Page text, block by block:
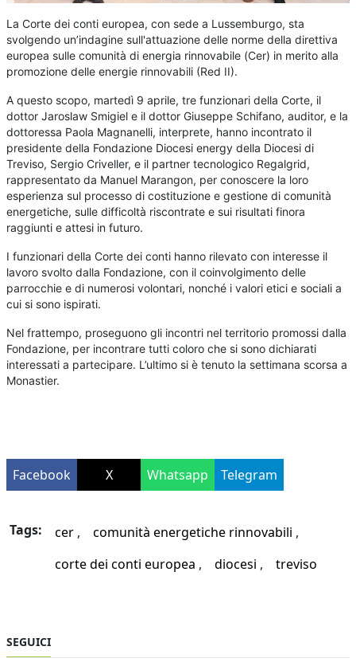
La Corte dei conti europea, con sede a Lussemburgo, sta
svolgendo un’indagine sull'attuazione delle norme della direttiva
europea sulle comunità di energia rinnovabile (Cer) in merito alla
promozione delle energie rinnovabili (Red II).
A questo scopo, martedì 9 aprile, tre funzionari della Corte, il
dottor Jaroslaw Smigiel e il dottor Giuseppe Schifano, auditor, e la
dottoressa Paola Magnanelli, interprete, hanno incontrato il
presidente della Fondazione Diocesi energy della Diocesi di
Treviso, Sergio Criveller, e il partner tecnologico Regalgrid,
rappresentato da Manuel Marangon, per conoscere la loro
esperienza sul processo di costituzione e gestione di comunità
energetiche, sulle difficoltà riscontrate e sui risultati finora
raggiunti e attesi in futuro.
I funzionari della Corte dei conti hanno rilevato con interesse il
lavoro svolto dalla Fondazione, con il coinvolgimento delle
parrocchie e di numerosi volontari, nonché i valori etici e sociali a
cui si sono ispirati.
Nel frattempo, proseguono gli incontri nel territorio promossi dalla
Fondazione, per incontrare tutti coloro che si sono dichiarati
interessati a partecipare. L’ultimo si è tenuto la settimana scorsa a
Monastier.
Facebook X Whatsapp Telegram
Tags: cer
comunità energetiche rinnovabili
corte dei conti europea
diocesi treviso
SEGUICI